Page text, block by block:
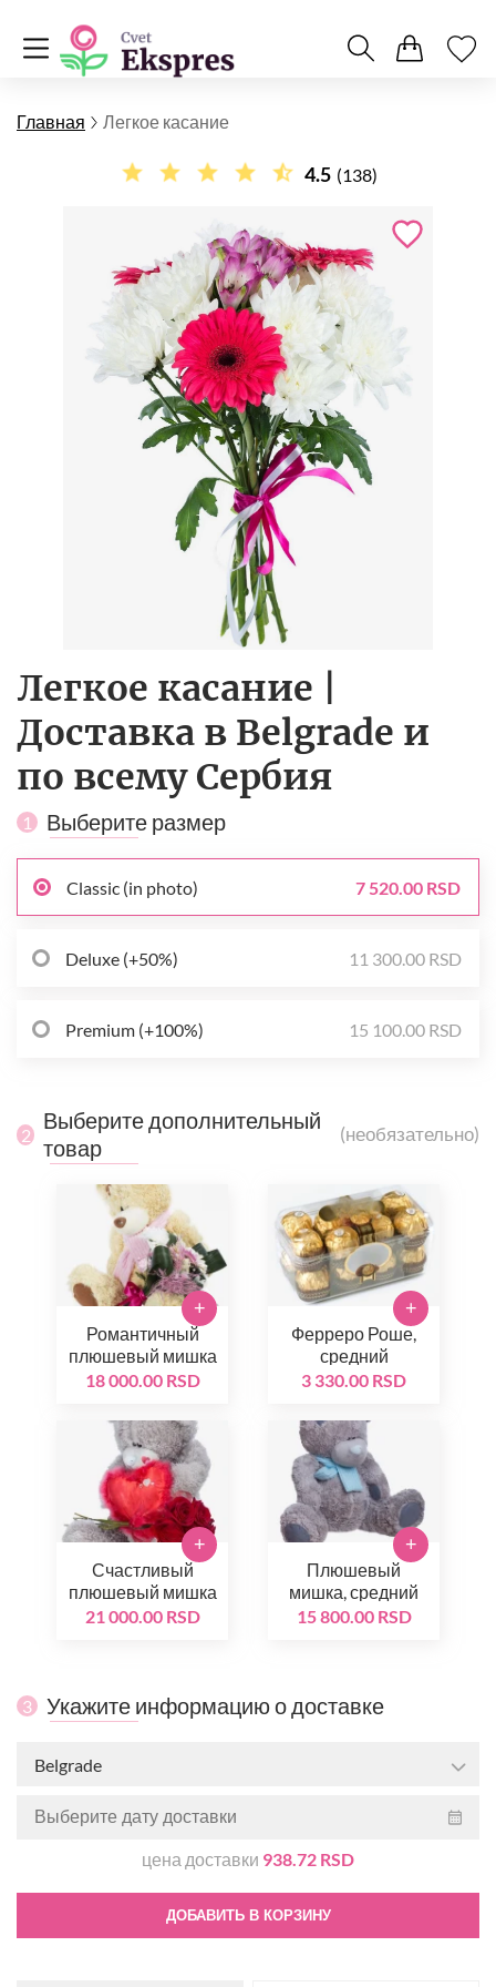
Главная Легкое касание
4.5 (138)
Легкое касание |
Доставка в Belgrade и
по всему Сербия
1 Выберите размер
Classic (in photo) 7 520.00 RSD
Deluxe (+50%) 11 300.00 RSD
Premium (+100%) 15 100.00 RSD
2
Выберите дополнительный
товар
(необязательно)
Романтичный
плюшевый мишка
18 000.00 RSD
+
Ферреро Роше,
средний
3 330.00 RSD
+
Счастливый
плюшевый мишка
21 000.00 RSD
+
Плюшевый
мишка, средний
15 800.00 RSD
+
3 Укажите информацию о доставке
Belgrade
цена доставки 938.72 RSD
ДОБАВИТЬ В КОРЗИНУ